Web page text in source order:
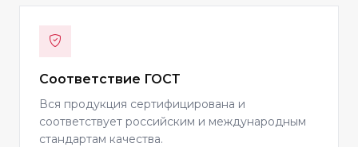
Соответствие ГОСТ
Вся продукция сертифицирована и
соответствует российским и международным
стандартам качества.